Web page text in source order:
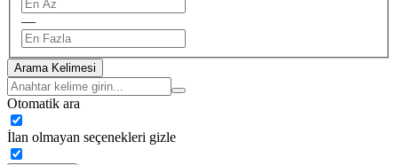
—
Arama Kelimesi
Otomatik ara
İlan olmayan seçenekleri gizle